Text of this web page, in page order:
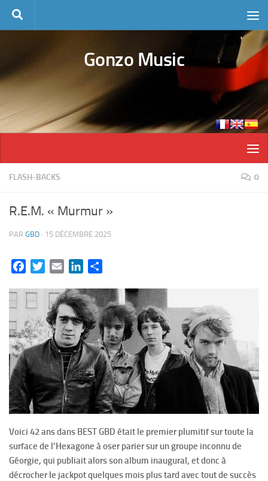
Skip to content
Gonzo Music
FLASH-BACKS 0
R.E.M. « Murmur »
PAR GBD · 15 DÉCEMBRE 2025
FacebookTwitterEmail LinkedIn
Voici 42 ans dans BEST GBD était le premier plumitif sur toute la
surface de l’Hexagone à oser parier sur un groupe inconnu de
Géorgie, qui publiait alors son album inaugural, et donc à
décrocher le jackpot quelques mois plus tard avec tout de succès